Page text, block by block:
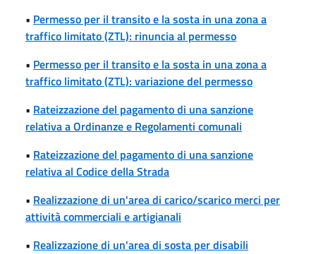
• Permesso per il transito e la sosta in una zona a
traffico limitato (ZTL): rinuncia al permesso
• Permesso per il transito e la sosta in una zona a
traffico limitato (ZTL): variazione del permesso
• Rateizzazione del pagamento di una sanzione
relativa a Ordinanze e Regolamenti comunali
• Rateizzazione del pagamento di una sanzione
relativa al Codice della Strada
• Realizzazione di un'area di carico/scarico merci per
attività commerciali e artigianali
• Realizzazione di un'area di sosta per disabili